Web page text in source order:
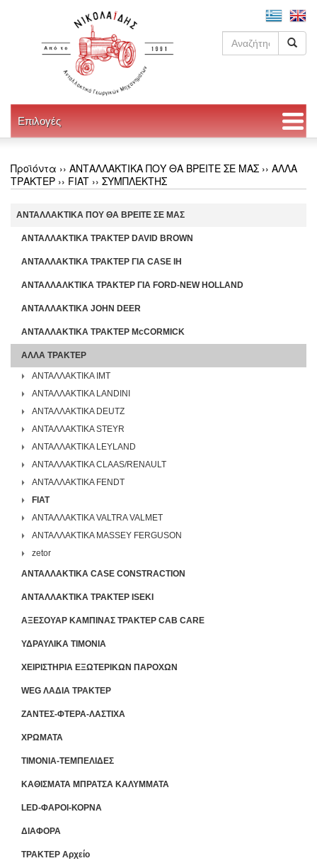
Επιλογές
Προϊόντα ›› ΑΝΤΑΛΛΑΚΤΙΚΑ ΠΟΥ ΘΑ ΒΡΕΙΤΕ ΣΕ ΜΑΣ ›› ΑΛΛΑ
ΤΡΑΚΤΕΡ ›› FIAT ›› ΣΥΜΠΛΕΚΤΗΣ
ΑΝΤΑΛΛΑΚΤΙΚΑ ΠΟΥ ΘΑ ΒΡΕΙΤΕ ΣΕ ΜΑΣ
ΑΝΤΑΛΛΑΚΤΙΚΑ ΤΡΑΚΤΕΡ DAVID BROWN
ΑΝΤΑΛΛΑΚΤΙΚΑ ΤΡΑΚΤΕΡ ΓΙΑ CASE IH
ΑΝΤΑΛΛΑΛΚΤΙΚΑ ΤΡΑΚΤΕΡ ΓΙΑ FORD-NEW HOLLAND
ΑΝΤΑΛΛΑΚΤΙΚΑ JOHN DEER
ΑΝΤΑΛΛΑΚΤΙΚΑ ΤΡΑΚΤΕΡ McCORMICK
ΑΛΛΑ ΤΡΑΚΤΕΡ
ΑΝΤΑΛΛΑΚΤΙΚΑ IMT
ΑΝΤΑΛΛΑΚΤΙΚΑ LANDINI
ΑΝΤΑΛΛΑΚΤΙΚΑ DEUTZ
ΑΝΤΑΛΛΑΚΤΙΚΑ STEYR
ΑΝΤΑΛΛΑΚΤΙΚΑ LEYLAND
ΑΝΤΑΛΛΑΚΤΙΚΑ CLAAS/RENAULT
ΑΝΤΑΛΛΑΚΤΙΚΑ FENDT
FIAT
ΑΝΤΑΛΛΑΚΤΙΚΑ VALTRA VALMET
ΑΝΤΑΛΛΑΚΤΙΚΑ MASSEY FERGUSON
zetor
ΑΝΤΑΛΛΑΚΤΙΚΑ CASE CONSTRACTION
ΑΝΤΑΛΛΑΚΤΙΚΑ ΤΡΑΚΤΕΡ ISEKI
ΑΞΕΣΟΥΑΡ ΚΑΜΠΙΝΑΣ ΤΡΑΚΤΕΡ CAB CARE
ΥΔΡΑΥΛΙΚΑ ΤΙΜΟΝΙΑ
ΧΕΙΡΙΣΤΗΡΙA ΕΞΩΤΕΡΙΚΩΝ ΠΑΡΟΧΩΝ
WEG ΛΑΔΙΑ ΤΡΑΚΤΕΡ
ΖΑΝΤΕΣ-ΦΤΕΡΑ-ΛΑΣΤΙΧΑ
ΧΡΩΜΑΤΑ
ΤΙΜΟΝΙΑ-ΤΕΜΠΕΛΙΔΕΣ
ΚΑΘΙΣΜΑΤΑ ΜΠΡΑΤΣΑ ΚΑΛΥΜΜΑΤΑ
LED-ΦΑΡΟΙ-ΚΟΡΝΑ
ΔΙΑΦΟΡΑ
ΤΡΑΚΤΕΡ Αρχείο